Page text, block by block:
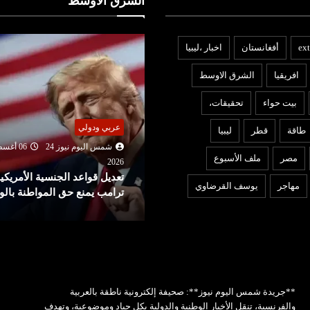
أفغانستان اخبار ،ليبيا
افريقيا الشرق الاوسط
بيت حواء تحقيقات،
طاقة قطر ليبيا
مصر ملف الأسبوع
مهاجر يوسف القرضاوي
عربي ودولي
شمس اليوم نيوز 24
06 أغسطس
قواعد الجنسية الأمريكية..
ترامب يمنع حق المواطنة بالولادة
بنوك ومؤسسات
شمس اليوم نيوز 24
06
2026
بنك البركة تونس يعزز التزامه
بالتمويل المستدام بانضمامه
الشراكة العال...
**جريدة شمس اليوم نيوز**: صحيفة إلكترونية ناطقة بالعربية
والفرنسية، تنقل الأخبار الوطنية والدولية بكل حياد وموضوعية، وتهدف